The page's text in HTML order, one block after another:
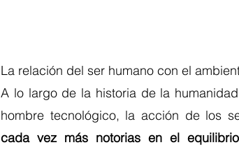
La relación del ser humano con el
A lo largo de la historia de la
cada vez más notorias en el